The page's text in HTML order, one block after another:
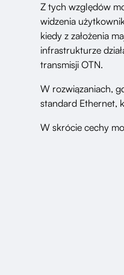
Z tych względów
widzenia
kiedy z założenia
infrastrukturze
transmisji OTN.
W rozwiązaniach,
standard Ethernet,
W skrócie cechy